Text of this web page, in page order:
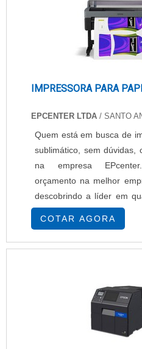
IMPRESSORA PARA
EPCENTER LTDA / SANTO
Quem está em busca de
sublimático, sem dúvidas,
na empresa
orçamento na melhor
descobrindo a líder em
lembrar que o
adquirido com
segmento. Esse tipo de
COTAR AGORA